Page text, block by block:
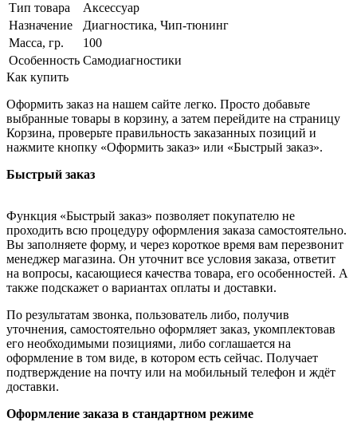
Тип товара
Аксессуар
Назначение
Диагностика, Чип-тюнинг
Масса, гр.
100
Особенность Самодиагностики
Как купить
Оформить заказ на нашем сайте легко. Просто добавьте
выбранные товары в корзину, а затем перейдите на страницу
Корзина, проверьте правильность заказанных позиций и
нажмите кнопку «Оформить заказ» или «Быстрый заказ».
Быстрый заказ
Функция «Быстрый заказ» позволяет покупателю не
проходить всю процедуру оформления заказа самостоятельно.
Вы заполняете форму, и через короткое время вам перезвонит
менеджер магазина. Он уточнит все условия заказа, ответит
на вопросы, касающиеся качества товара, его особенностей. А
также подскажет о вариантах оплаты и доставки.
По результатам звонка, пользователь либо, получив
уточнения, самостоятельно оформляет заказ, укомплектовав
его необходимыми позициями, либо соглашается на
оформление в том виде, в котором есть сейчас. Получает
подтверждение на почту или на мобильный телефон и ждёт
доставки.
Оформление заказа в стандартном режиме